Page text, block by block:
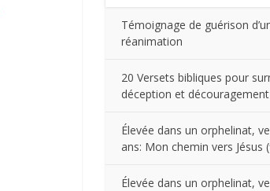
Témoignage de guérison
réanimation
20 Versets bibliques pour
déception et découragement
Élevée dans un orphelinat,
ans: Mon chemin vers Jésus
Élevée dans un orphelinat,